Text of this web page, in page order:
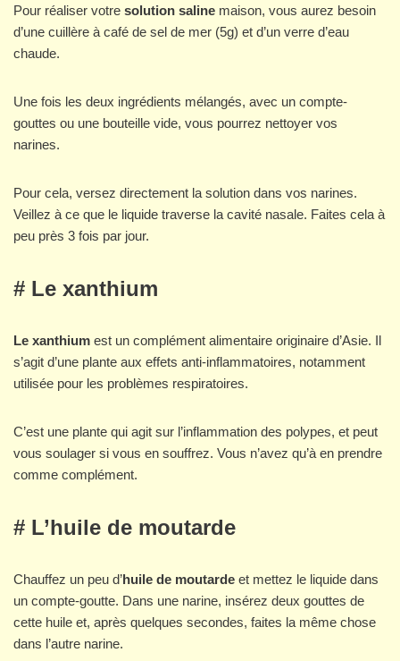
Pour réaliser votre solution saline maison, vous aurez besoin
d’une cuillère à café de sel de mer (5g) et d’un verre d’eau
chaude.
Une fois les deux ingrédients mélangés, avec un compte-
gouttes ou une bouteille vide, vous pourrez nettoyer vos
narines.
Pour cela, versez directement la solution dans vos narines.
Veillez à ce que le liquide traverse la cavité nasale. Faites cela à
peu près 3 fois par jour.
# Le xanthium
Le xanthium est un complément alimentaire originaire d’Asie. Il
s’agit d’une plante aux effets anti-inflammatoires, notamment
utilisée pour les problèmes respiratoires.
C’est une plante qui agit sur l’inflammation des polypes, et peut
vous soulager si vous en souffrez. Vous n’avez qu’à en prendre
comme complément.
# L’huile de moutarde
Chauffez un peu d’huile de moutarde et mettez le liquide dans
un compte-goutte. Dans une narine, insérez deux gouttes de
cette huile et, après quelques secondes, faites la même chose
dans l’autre narine.